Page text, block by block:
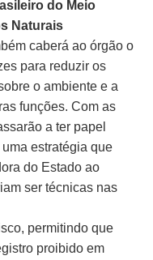
do Meio
Naturais
caberá ao órgão o
para reduzir os
o ambiente e a
funções. Com as
a ter papel
estratégia que
do Estado ao
ser técnicas nas
permitindo que
proibido em